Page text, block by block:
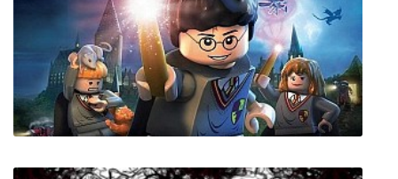
Conquest of Elysium 5